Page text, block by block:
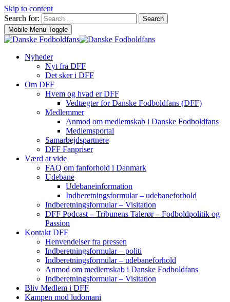
Skip to content
Search for:
Search
Mobile Menu Toggle
Nyheder
Nyt fra DFF
Det sker i DFF
Om DFF
Hvem og hvad er DFF
Vedtægter for Danske Fodboldfans (DFF)
Medlemmer
Anmod om medlemskab i Danske Fodboldfans
Medlemsportal
Samarbejdspartnere
DFF Fanpriser
Værd at vide
FAQ om fanforhold i Danmark
Udebane
Udebaneinformation
Indberetningsformular – udebaneforhold
Indberetningsformular – Visitation
DFF Podcast – Tribunens Talerør – Fodboldpolitik og
Passion
Kontakt DFF
Henvendelser fra pressen
Indberetningsformular – politi
Indberetningsformular – udebaneforhold
Anmod om medlemskab i Danske Fodboldfans
Indberetningsformular – Visitation
Bliv Medlem i DFF
Kampen mod ludomani